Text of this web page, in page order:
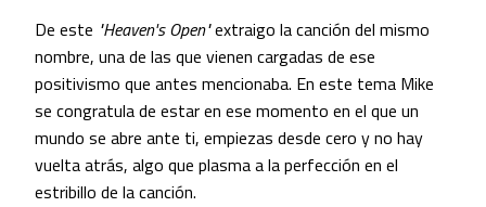
De este "Heaven's Open"extraigo la canción del mismo
nombre, una de las que vienen cargadas de ese
positivismo que antes mencionaba. En este tema Mike
se congratula de estar en ese momento en el que un
mundo se abre ante ti, empiezas desde cero y no hay
vuelta atrás, algo que plasma a la perfección en el
estribillo de la canción.